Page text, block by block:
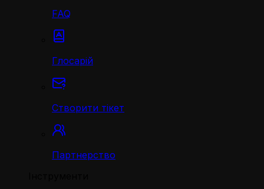
FAQ
Глосарій
Створити тікет
Партнерство